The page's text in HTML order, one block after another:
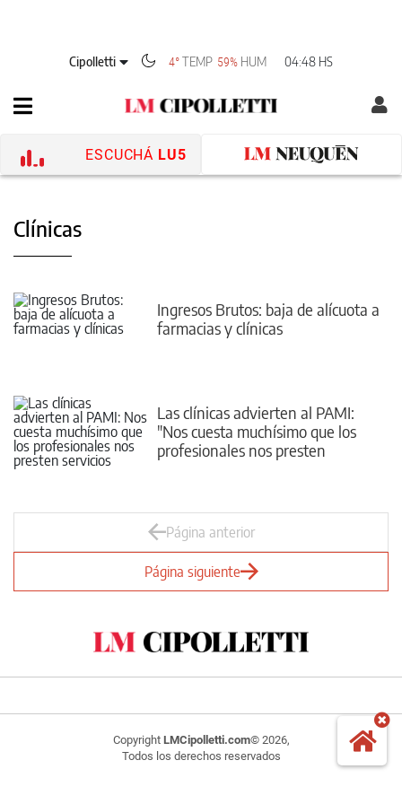
Cipolletti 4°TEMP 59% HUM 04:48 HS
ESCUCHÁ LU5
Clínicas
Ingresos Brutos: baja de alícuota a
farmacias y clínicas
Las clínicas advierten al PAMI:
"Nos cuesta muchísimo que los
profesionales nos presten
Página anterior
Página siguiente
Copyright LMCipolletti.com© 2026,
Todos los derechos reservados